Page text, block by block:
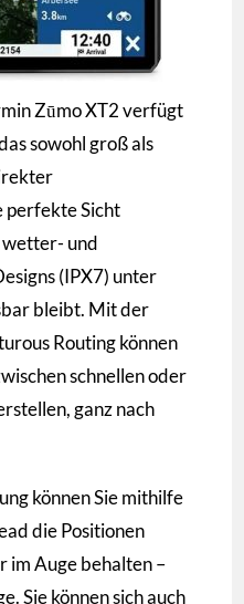
Zūmo XT2 verfügt
sowohl groß als
perfekte Sicht
und
(IPX7) unter
bleibt. Mit der
Routing können
schnellen oder
ganz nach
können Sie mithilfe
die Positionen
Auge behalten –
Sie können sich auch